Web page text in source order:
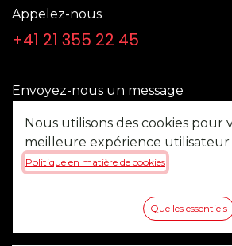
Appelez-nous
+41 21 355 22 45
Envoyez-nous un message
b2b@multitel.ch
Nous utilisons des cookies pour
meilleure expérience utilisateur
Politique en matière de cookies
Que les essentiels